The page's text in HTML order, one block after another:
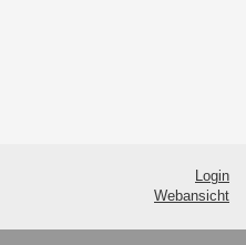
Login
Webansicht